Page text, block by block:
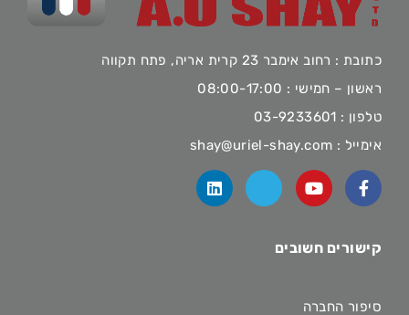
כתובת : רחוב אימבר 23 קרית אריה, פתח תקווה
ראשון – חמישי : 08:00-17:00
טלפון : 03-9233601
אימייל : shay@uriel-shay.com
קישורים חשובים
סיפור החברה